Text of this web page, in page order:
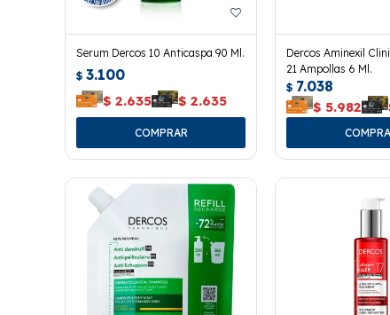
Serum Dercos 10 Anticaspa 90 Ml.
$ 3.100
$ 2.635 $ 2.635
Dercos Aminexil
21 Ampollas 6 Ml.
$ 7.038
$ 5.982